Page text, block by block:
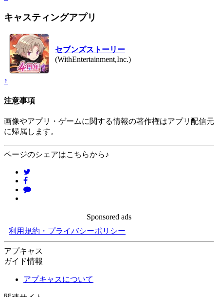
キャスティングアプリ
セブンズストーリー
(WithEntertainment,Inc.)
↑
注意事項
画像やアプリ・ゲームに関する情報の著作権はアプリ配信元
に帰属します。
ページのシェアはこちらから♪
Sponsored ads
利用規約・プライバシーポリシー
アプキャス
ガイド情報
アプキャスについて